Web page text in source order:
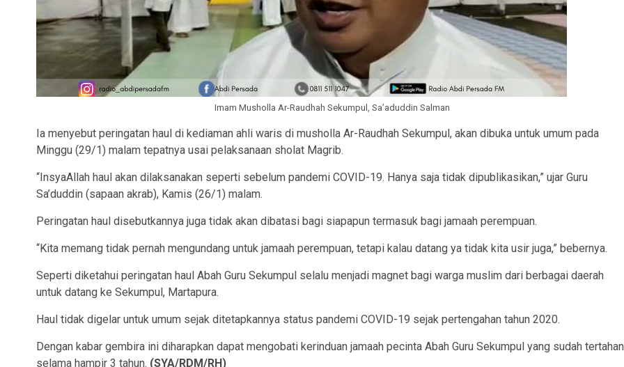
Imam Musholla Ar-Raudhah Sekumpul, Sa’aduddin Salman
Ia menyebut peringatan haul di kediaman ahli waris di musholla Ar-Raudhah Sekumpul, akan dibuka untuk umum pada
Minggu (29/1) malam tepatnya usai pelaksanaan sholat Magrib.
“InsyaAllah haul akan dilaksanakan seperti sebelum pandemi COVID-19. Hanya saja tidak dipublikasikan,” ujar Guru
Sa’duddin (sapaan akrab), Kamis (26/1) malam.
Peringatan haul disebutkannya juga tidak akan dibatasi bagi siapapun termasuk bagi jamaah perempuan.
“Kita memang tidak pernah mengundang untuk jamaah perempuan, tetapi kalau datang ya tidak kita usir juga,” bebernya.
Seperti diketahui peringatan haul Abah Guru Sekumpul selalu menjadi magnet bagi warga muslim dari berbagai daerah
untuk datang ke Sekumpul, Martapura.
Haul tidak digelar untuk umum sejak ditetapkannya status pandemi COVID-19 sejak pertengahan tahun 2020.
Dengan kabar gembira ini diharapkan dapat mengobati kerinduan jamaah pecinta Abah Guru Sekumpul yang sudah tertahan
selama hampir 3 tahun. (SYA/RDM/RH)